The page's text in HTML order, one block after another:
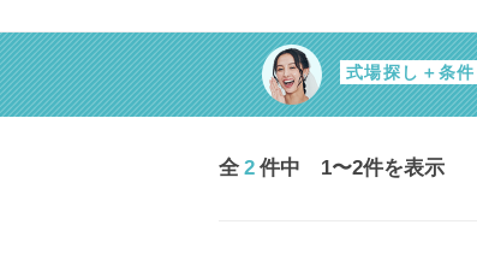
式場探し＋条
全 2 件中 1〜2件を表示